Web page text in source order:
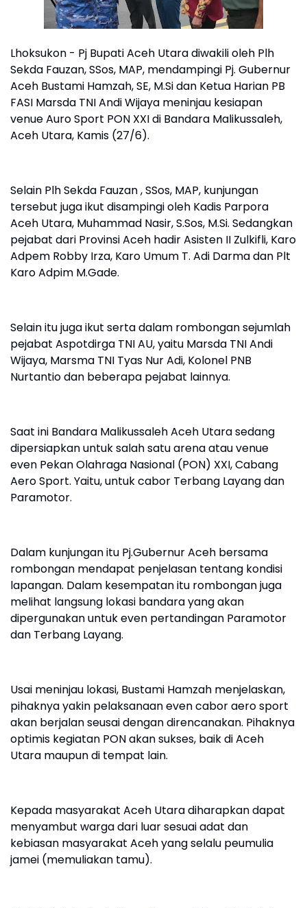
Lhoksukon - Pj Bupati Aceh Utara diwakili oleh Plh
Sekda Fauzan, SSos, MAP, mendampingi Pj. Gubernur
Aceh Bustami Hamzah, SE, M.Si dan Ketua Harian PB
FASI Marsda TNI Andi Wijaya meninjau kesiapan
venue Auro Sport PON XXI di Bandara Malikussaleh,
Aceh Utara, Kamis (27/6).
Selain Plh Sekda Fauzan , SSos, MAP, kunjungan
tersebut juga ikut disampingi oleh Kadis Parpora
Aceh Utara, Muhammad Nasir, S.Sos, M.Si. Sedangkan
pejabat dari Provinsi Aceh hadir Asisten II Zulkifli, Karo
Adpem Robby Irza, Karo Umum T. Adi Darma dan Plt
Karo Adpim M.Gade.
Selain itu juga ikut serta dalam rombongan sejumlah
pejabat Aspotdirga TNI AU, yaitu Marsda TNI Andi
Wijaya, Marsma TNI Tyas Nur Adi, Kolonel PNB
Nurtantio dan beberapa pejabat lainnya.
Saat ini Bandara Malikussaleh Aceh Utara sedang
dipersiapkan untuk salah satu arena atau venue
even Pekan Olahraga Nasional (PON) XXI, Cabang
Aero Sport. Yaitu, untuk cabor Terbang Layang dan
Paramotor.
Dalam kunjungan itu Pj.Gubernur Aceh bersama
rombongan mendapat penjelasan tentang kondisi
lapangan. Dalam kesempatan itu rombongan juga
melihat langsung lokasi bandara yang akan
dipergunakan untuk even pertandingan Paramotor
dan Terbang Layang.
Usai meninjau lokasi, Bustami Hamzah menjelaskan,
pihaknya yakin pelaksanaan even cabor aero sport
akan berjalan seusai dengan direncanakan. Pihaknya
optimis kegiatan PON akan sukses, baik di Aceh
Utara maupun di tempat lain.
Kepada masyarakat Aceh Utara diharapkan dapat
menyambut warga dari luar sesuai adat dan
kebiasan masyarakat Aceh yang selalu peumulia
jamei (memuliakan tamu).